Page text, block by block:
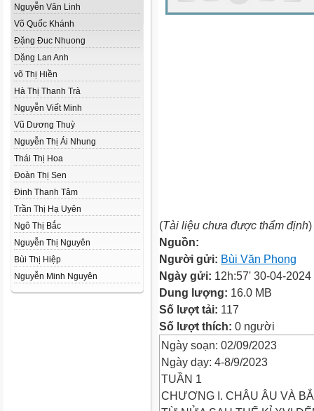
Nguyễn Văn Linh
Võ Quốc Khánh
Đặng Đuc Nhuong
Dặng Lan Anh
võ Thị Hiền
Hà Thị Thanh Trà
Nguyễn Viết Minh
Vũ Dương Thuỳ
Nguyễn Thị Ái Nhung
Thái Thị Hoa
Đoàn Thị Sen
Đinh Thanh Tâm
Trần Thị Hạ Uyên
Ngô Thị Bắc
Nguyễn Thị Nguyên
Bùi Thị Hiệp
Nguyễn Minh Nguyên
(Tài liệu chưa được thẩm định)
Nguồn:
Người gửi: Bùi Văn Phong
Ngày gửi: 12h:57' 30-04-2024
Dung lượng: 16.0 MB
Số lượt tải: 117
Số lượt thích: 0 người
Ngày soạn: 02/09/2023
Ngày dạy: 4-8/9/2023
TUẦN 1
CHƯƠNG I. CHÂU ÂU VÀ